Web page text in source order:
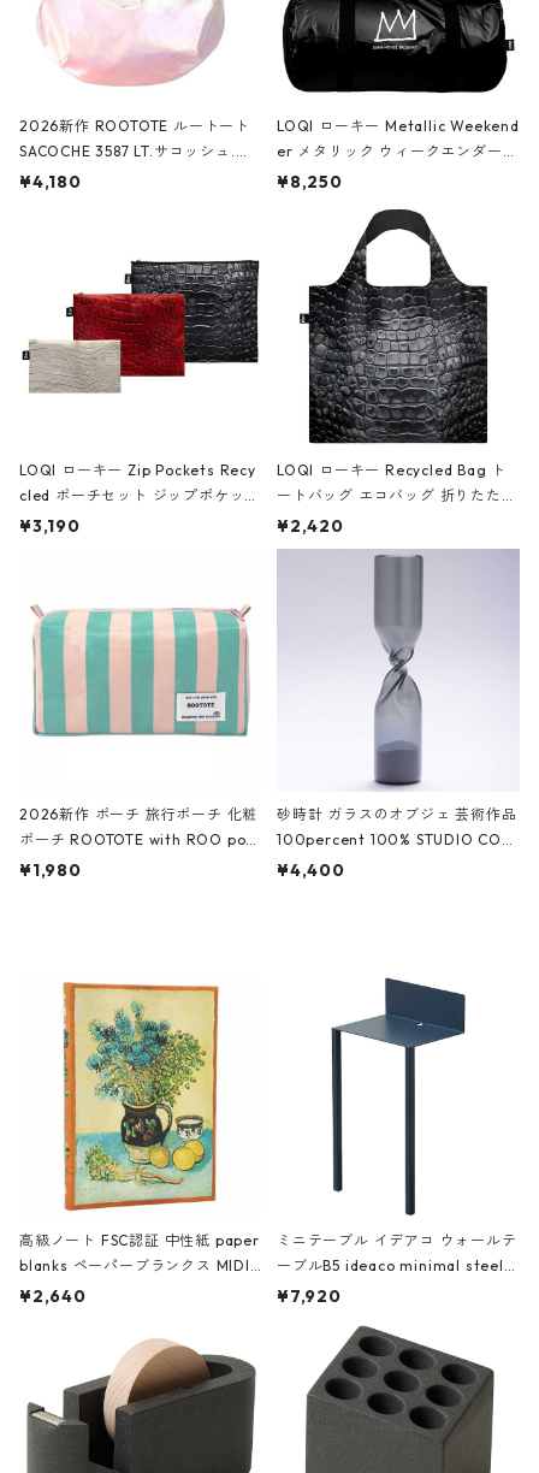
2026新作 ROOTOTE ルートート
SACOCHE 3587 LT.サコッシュ.ル
ミエ-B ショルダーバッグ グロスピ
¥4,180
LOQI ローキー Metallic Weekend
er メタリック ウィークエンダー
ボストンバッグ ショルダーバッグ
Black ジャン=ミッシェル・バスキ
ア/クラウン ブラック
¥8,250
LOQI ローキー Zip Pockets Recy
cled ポーチセット ジップポケット
ファスナーポーチ 撥水加工 トラベ
ーガンディー、オフホワイト
¥3,190
LOQI ローキー Recycled Bag ト
ートバッグ エコバッグ 折りたたみ
大きめ 撥水加工 収納ポーチ CRO
CODILE/Black クロコダイル/ブラ
¥2,420
2026新作 ポーチ 旅行ポーチ 化粧
ポーチ ROOTOTE with ROO pou
ch 3532 ルートート WR.ポーチ.ラ
¥1,980
砂時計 ガラスのオブジェ 芸術作品
100percent 100% STUDIO COH
AKU Timeless 100パーセント ス
¥4,400
高級ノート FSC認証 中性紙 paper
blanks ペーパーブランクス MIDI
ハードカバー 罫線 ヴァン・ゴッホ
¥2,640
ミニテーブル イデアコ ウォールテ
ーブルB5 ideaco minimal steel f
urniture WALL Table B5 ネイビー
¥7,920